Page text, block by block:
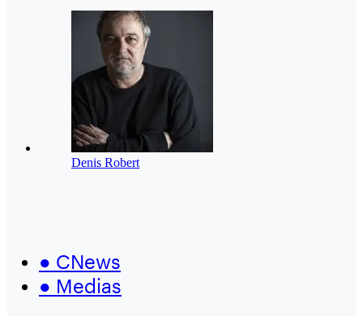
Denis Robert
● CNews
● Medias